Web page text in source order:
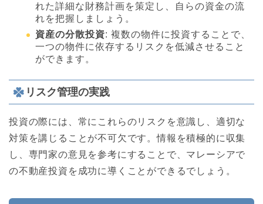
れた詳細な財務計画を策定し、自らの資金の流
れを把握しましょう。
資産の分散投資: 複数の物件に投資することで、
一つの物件に依存するリスクを低減させること
ができます。
リスク管理の実践
投資の際には、常にこれらのリスクを意識し、適切な
対策を講じることが不可欠です。情報を積極的に収集
し、専門家の意見を参考にすることで、マレーシアで
の不動産投資を成功に導くことができるでしょう。